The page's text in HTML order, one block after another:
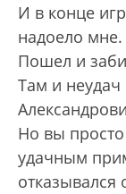
И в конце
надоело
Пошел и
Там и
Но вы
удачным